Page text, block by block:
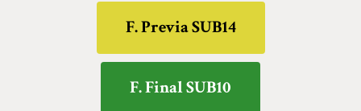
F. Previa SUB14
F. Final SUB10